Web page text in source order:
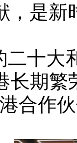
，是新
二十大
长期繁
合作